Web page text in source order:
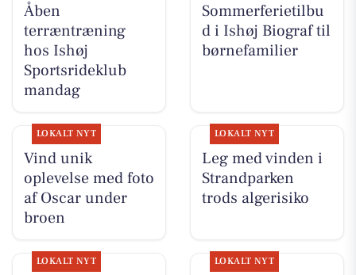
Åben
terræntræning
hos Ishøj
Sportsrideklub
mandag
Sommerferietilbu
d i Ishøj Biograf til
børnefamilier
LOKALT NYT
Vind unik
oplevelse med foto
af Oscar under
broen
LOKALT NYT
Leg med vinden i
Strandparken
trods algerisiko
LOKALT NYT LOKALT NYT